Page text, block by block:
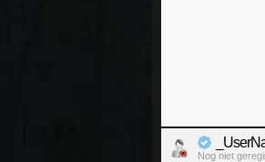
Nog niet